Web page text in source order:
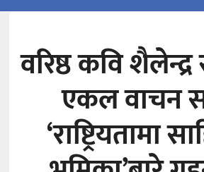
अन्तराष्ट्रिय
अन्तर्वार्ता
विचार
वरिष्ठ कवि
एकल वाचन
‘राष्ट्रियतामा